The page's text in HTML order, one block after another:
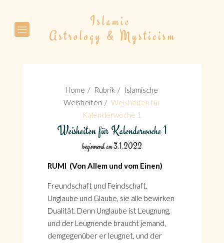
Home Rubrik
Islamische
Weisheiten
Weisheiten für
Kalenderwoche 1
Weisheiten für Kalenderwoche 1
beginnend am 3.1.2022
RUMI (Von Allem und vom Einen)
Freundschaft und Feindschaft,
Unglaube und Glaube, sie alle bewirken
Dualität. Denn Unglaube ist Leugnung,
und der Leugnende braucht jemand,
demgegenüber er leugnet, und der